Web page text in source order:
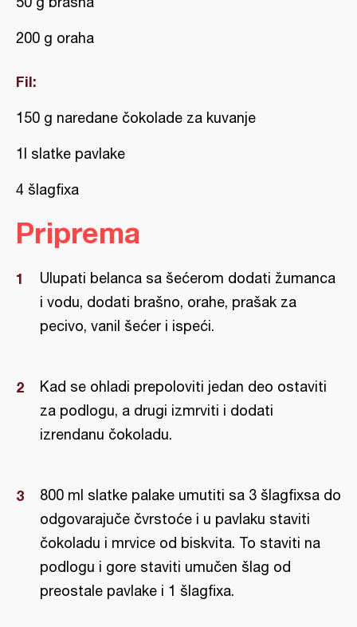
200 g oraha
Fil:
150 g naredane čokolade za kuvanje
1l slatke pavlake
4 šlagfixa
Priprema
Ulupati belanca sa šećerom dodati žumanca
i vodu, dodati brašno, orahe, prašak za
pecivo, vanil šećer i ispeći.
Kad se ohladi prepoloviti jedan deo ostaviti
za podlogu, a drugi izmrviti i dodati
izrendanu čokoladu.
800 ml slatke palake umutiti sa 3 šlagfixsa do
odgovarajuče čvrstoće i u pavlaku staviti
čokoladu i mrvice od biskvita. To staviti na
podlogu i gore staviti umučen šlag od
preostale pavlake i 1 šlagfixa.